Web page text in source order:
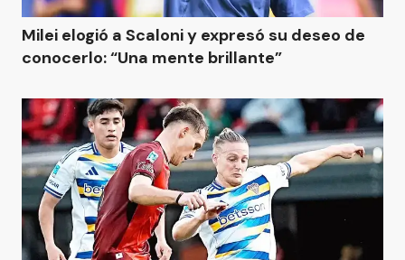
Milei elogió a Scaloni y expresó su deseo de
conocerlo: “Una mente brillante”